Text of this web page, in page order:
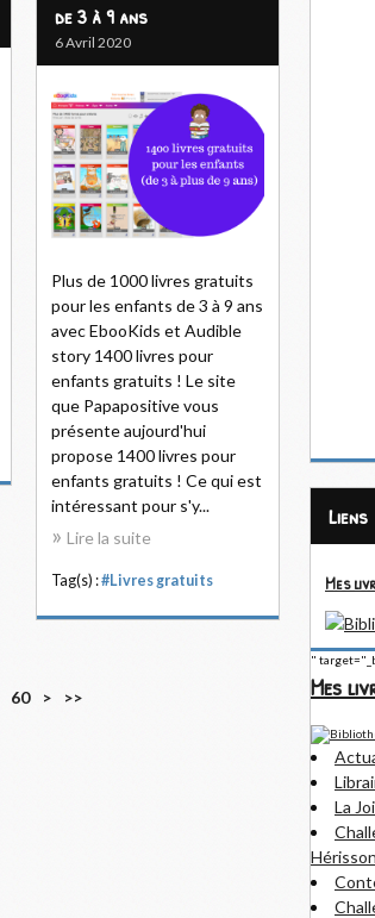
de 3 à 9 ans
6 Avril 2020
Plus de 1000 livres gratuits
pour les enfants de 3 à 9 ans
avec EbooKids et Audible
story 1400 livres pour
enfants gratuits ! Le site
que Papapositive vous
présente aujourd'hui
propose 1400 livres pour
enfants gratuits ! Ce qui est
intéressant pour s'y...
Lire la suite
Tag(s) :#Livres gratuits
60
7
8
9
1
> >>
Liens
Mes
"
Mes
La